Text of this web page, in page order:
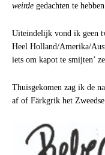
weirde gedachten te
Uiteindelijk vond ik geen
Heel Holland/Amerika/
iets om kapot te smijten’
Thuisgekomen zag ik de
af of Färkgrik het